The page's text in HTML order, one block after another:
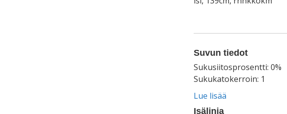
Suvun tiedot
Sukusiitosprosentti: 0%
Sukukatokerroin: 1
Lue lisää
Isälinja